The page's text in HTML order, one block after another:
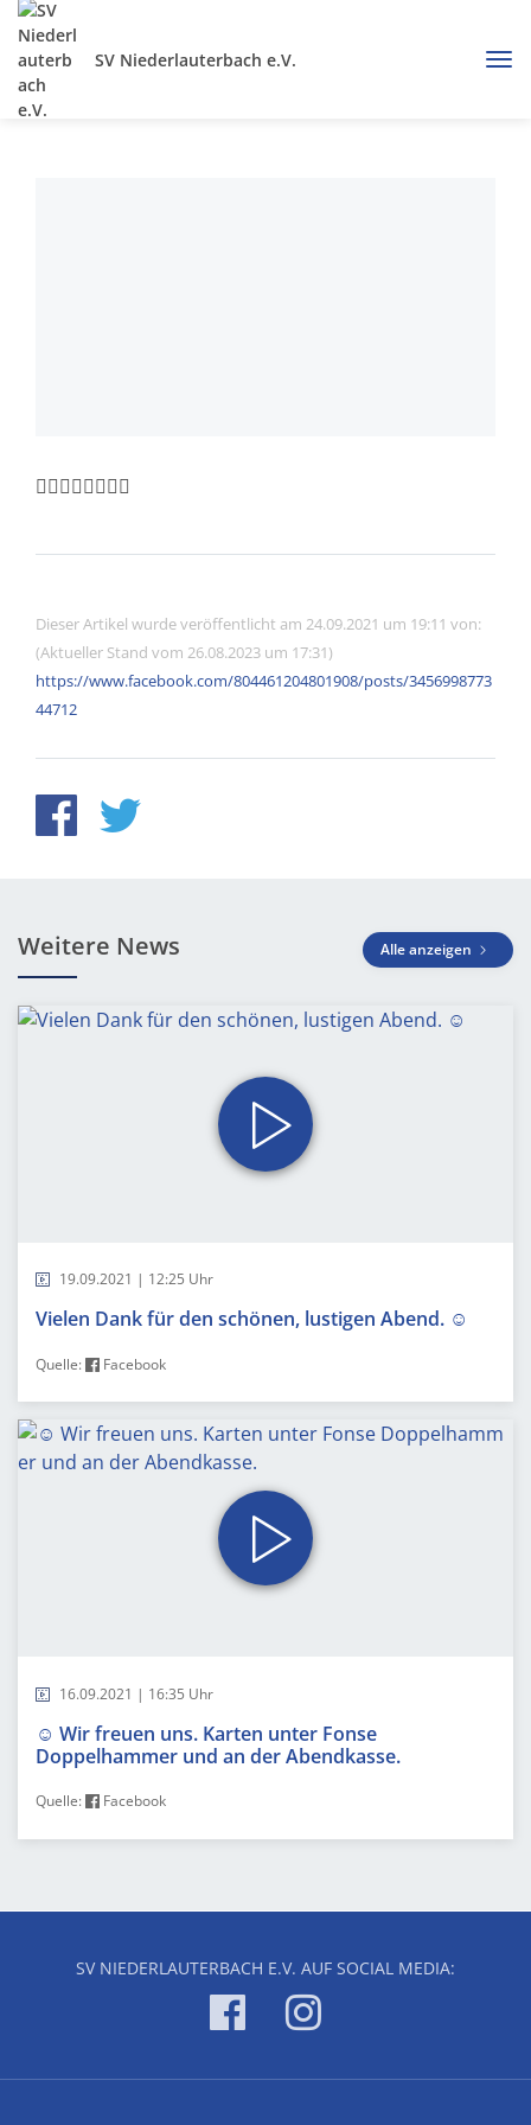
SV Niederlauterbach e.V.
🤸‍♂️🤸‍♀️🧘‍♀️🧘‍♂️
Dieser Artikel wurde veröffentlicht am 24.09.2021 um 19:11 von:
(Aktueller Stand vom 26.08.2023 um 17:31)
https://www.facebook.com/804461204801908/posts/3456998773
44712
Weitere News Alle anzeigen
19.09.2021 | 12:25 Uhr
Vielen Dank für den schönen, lustigen Abend. ☺️
Quelle: Facebook
16.09.2021 | 16:35 Uhr
☺️ Wir freuen uns. Karten unter Fonse
Doppelhammer und an der Abendkasse.
Quelle: Facebook
SV NIEDERLAUTERBACH E.V. AUF SOCIAL MEDIA: